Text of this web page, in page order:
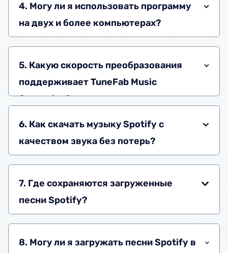
4. Могу ли я использовать программу
на двух и более компьютерах?
5. Какую скорость преобразования
поддерживает TuneFab Music
Converter?
6. Как скачать музыку Spotify с
качеством звука без потерь?
7. Где сохраняются загруженные
песни Spotify?
8. Могу ли я загружать песни Spotify в